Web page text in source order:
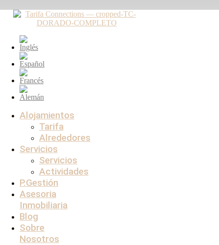
Alojamientos
Tarifa
Alrededores
Servicios
Servicios
Actividades
P.Gestión
Asesoria
Inmobiliaria
Blog
Sobre
Nosotros